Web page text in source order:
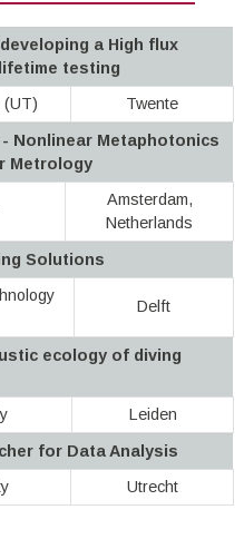
a High flux
testing
(UT)
Twente
- Nonlinear Metaphotonics
Metrology
Amsterdam,
Netherlands
Solutions
Delft
ecology of diving
Leiden
for Data Analysis
Utrecht